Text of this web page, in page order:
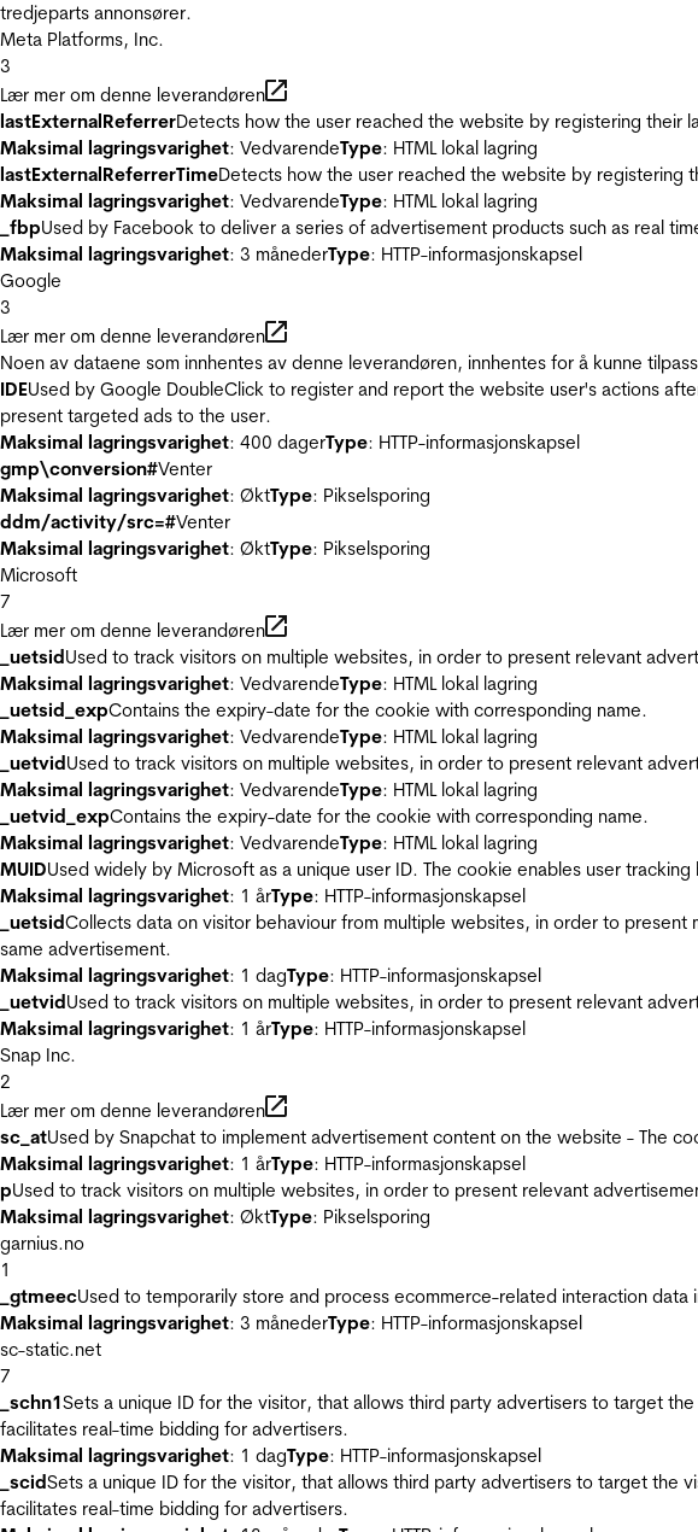
tredjeparts annonsører.
Meta Platforms, Inc.
3
Lær mer om denne leverandøren
lastExternalReferrerDetects how the user reached the website by registering their
Maksimal lagringsvarighet: VedvarendeType: HTML lokal lagring
lastExternalReferrerTimeDetects how the user reached the website by registering
Maksimal lagringsvarighet: VedvarendeType: HTML lokal lagring
_fbpUsed by Facebook to deliver a series of advertisement products such as real
Maksimal lagringsvarighet: 3 månederType: HTTP-informasjonskapsel
Google
3
Lær mer om denne leverandøren
Noen av dataene som innhentes av denne leverandøren, innhentes for å kunne
IDEUsed by Google DoubleClick to register and report the website user's actions
present targeted ads to the user.
Maksimal lagringsvarighet: 400 dagerType: HTTP-informasjonskapsel
gmp\conversion#Venter
Maksimal lagringsvarighet: ØktType: Pikselsporing
ddm/activity/src=#Venter
Maksimal lagringsvarighet: ØktType: Pikselsporing
Microsoft
7
Lær mer om denne leverandøren
_uetsidUsed to track visitors on multiple websites, in order to present relevant
Maksimal lagringsvarighet: VedvarendeType: HTML lokal lagring
_uetsid_expContains the expiry-date for the cookie with corresponding name.
Maksimal lagringsvarighet: VedvarendeType: HTML lokal lagring
_uetvidUsed to track visitors on multiple websites, in order to present relevant
Maksimal lagringsvarighet: VedvarendeType: HTML lokal lagring
_uetvid_expContains the expiry-date for the cookie with corresponding name.
Maksimal lagringsvarighet: VedvarendeType: HTML lokal lagring
MUIDUsed widely by Microsoft as a unique user ID. The cookie enables user
Maksimal lagringsvarighet: 1 årType: HTTP-informasjonskapsel
_uetsidCollects data on visitor behaviour from multiple websites, in order to
same advertisement.
Maksimal lagringsvarighet: 1 dagType: HTTP-informasjonskapsel
_uetvidUsed to track visitors on multiple websites, in order to present relevant
Maksimal lagringsvarighet: 1 årType: HTTP-informasjonskapsel
Snap Inc.
2
Lær mer om denne leverandøren
sc_atUsed by Snapchat to implement advertisement content on the website - The
Maksimal lagringsvarighet: 1 årType: HTTP-informasjonskapsel
pUsed to track visitors on multiple websites, in order to present relevant
Maksimal lagringsvarighet: ØktType: Pikselsporing
garnius.no
1
_gtmeecUsed to temporarily store and process ecommerce-related interaction
Maksimal lagringsvarighet: 3 månederType: HTTP-informasjonskapsel
sc-static.net
7
_schn1Sets a unique ID for the visitor, that allows third party advertisers to target
facilitates real-time bidding for advertisers.
Maksimal lagringsvarighet: 1 dagType: HTTP-informasjonskapsel
_scidSets a unique ID for the visitor, that allows third party advertisers to target the
facilitates real-time bidding for advertisers.